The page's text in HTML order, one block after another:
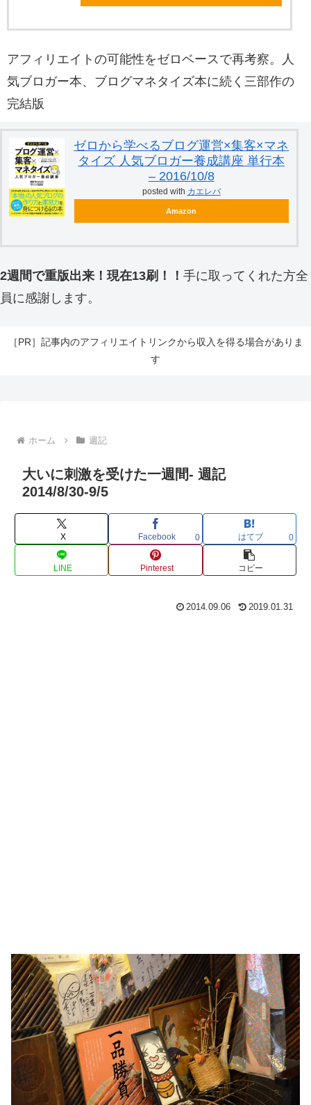
アフィリエイトの可能性をゼロベースで再考察。人
気ブロガー本、ブログマネタイズ本に続く三部作の
完結版
ゼロから学べるブログ運営×集客×マネ
タイズ 人気ブロガー養成講座 単行本
– 2016/10/8
posted with カエレバ
Amazon
2週間で重版出来！現在13刷！！ 手に取ってくれた方全
員に感謝します。
［PR］記事内のアフィリエイトリンクから収入を得る場合がありま
す
ホーム 週記
大いに刺激を受けた一週間- 週記
2014/8/30-9/5
X Facebook 0 はてブ 0
LINE Pinterest コピー
2014.09.06 2019.01.31